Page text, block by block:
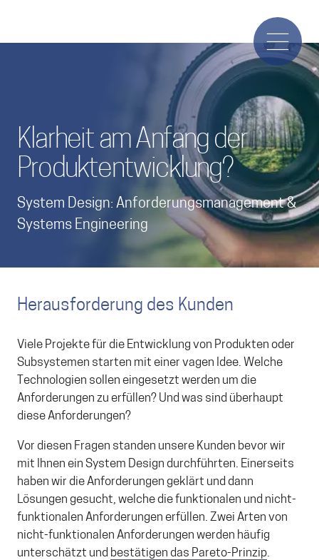
Klarheit am Anfang der
Produktentwicklung?
System Design: Anforderungsmanagement &
Systems Engineering
Herausforderung des Kunden
Viele Projekte für die Entwicklung von Produkten oder
Subsystemen starten mit einer vagen Idee. Welche
Technologien sollen eingesetzt werden um die
Anforderungen zu erfüllen? Und was sind überhaupt
diese Anforderungen?
Vor diesen Fragen standen unsere Kunden bevor wir
mit Ihnen ein System Design durchführten. Einerseits
haben wir die Anforderungen geklärt und dann
Lösungen gesucht, welche die funktionalen und nicht-
funktionalen Anforderungen erfüllen. Zwei Arten von
nicht-funktionalen Anforderungen werden häufig
unterschätzt und bestätigen das Pareto-Prinzip.